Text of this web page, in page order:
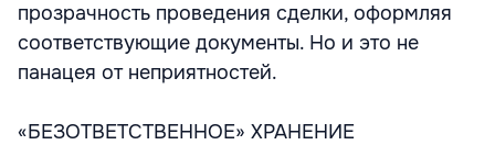
прозрачность проведения сделки, оформляя
соответствующие документы. Но и это не
панацея от неприятностей.
«БЕЗОТВЕТСТВЕННОЕ» ХРАНЕНИЕ